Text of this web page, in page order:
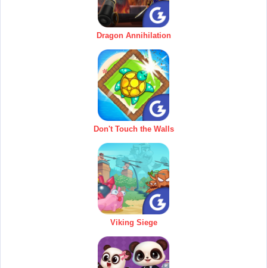
Dragon Annihilation
Don't Touch the Walls
Viking Siege